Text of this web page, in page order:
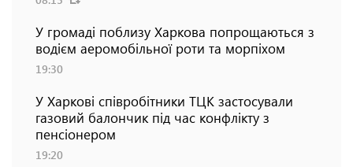
У громаді поблизу Харкова попрощаються з
водієм аеромобільної роти та морпіхом
19:30
У Харкові співробітники ТЦК застосували
газовий балончик під час конфлікту з
пенсіонером
19:20